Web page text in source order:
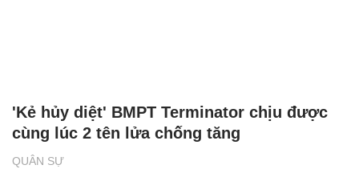
QUÂN SỰ
'Kẻ hủy diệt' BMPT Terminator chịu được
cùng lúc 2 tên lửa chống tăng